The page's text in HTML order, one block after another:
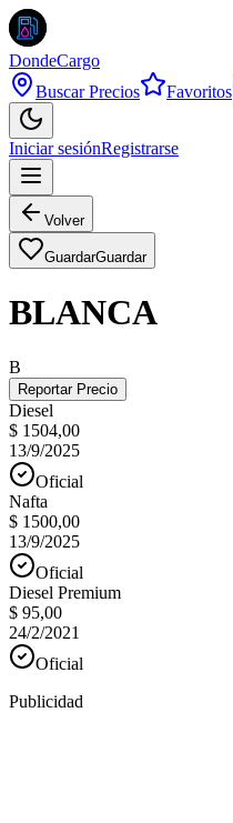
DondeCargo
Buscar Precios
Favoritos
Iniciar sesiónRegistrarse
Volver
GuardarGuardar
BLANCA
B
Reportar Precio
Diesel
$ 1504,00
13/9/2025
Oficial
Nafta
$ 1500,00
13/9/2025
Oficial
Diesel Premium
$ 95,00
24/2/2021
Oficial
Publicidad